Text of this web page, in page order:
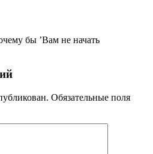
бы ’Вам не начать
Обязательные поля